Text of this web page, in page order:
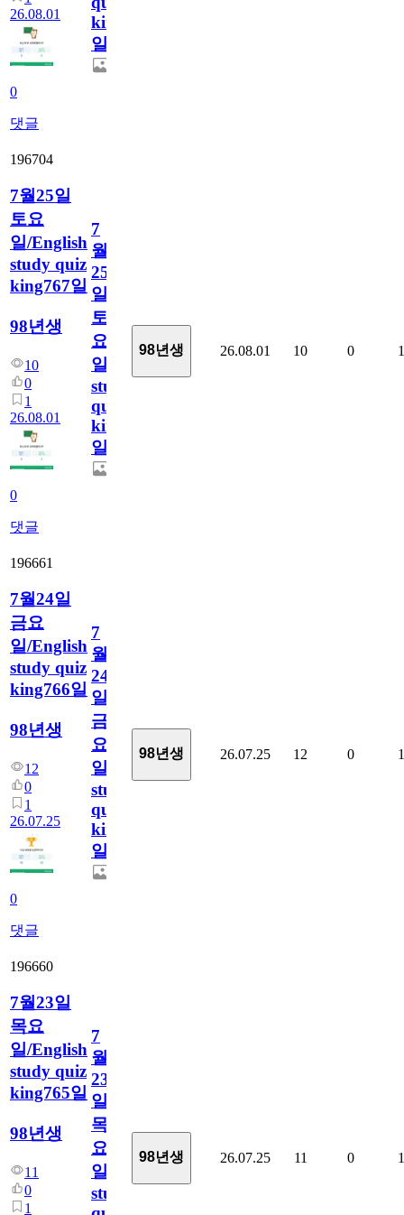
26.08.01
0
댓글
king768
일
196704
7월25일
토요
일/English
study quiz
king767일
98년생
10
0
1
26.08.01
0
댓글
7
월
25
일
토
요
일/English
study
quiz
king767
일
98년생 26.08.01 10 0 1
196661
7월24일
금요
일/English
study quiz
king766일
98년생
12
0
1
26.07.25
0
댓글
7
월
24
일
금
요
일/English
study
quiz
king766
일
98년생 26.07.25 12 0 1
196660
7월23일
목요
일/English
study quiz
king765일
98년생
11
0
1
7
월
23
일
목
요
일/English
study
98년생 26.07.25 11 0 1